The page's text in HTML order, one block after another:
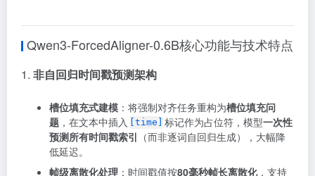
Qwen3-ForcedAligner-0.6B核心功能与技术特点
1. 非自回归时间戳预测架构
槽位填充式建模 ：将强制对齐任务重构为槽位填充问
题 ，在文本中插入 [time] 标记作为占位符，模型一次性
预测所有时间戳索引 （而非逐词自回归生成），大幅降
低延迟。
帧级离散化处理 ：时间戳值按80毫秒帧长离散化，支持